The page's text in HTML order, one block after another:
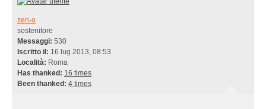
zen-o
sostenitore
Messaggi: 530
Iscritto il: 16 lug 2013, 08:53
Località: Roma
Has thanked: 16 times
Been thanked: 4 times